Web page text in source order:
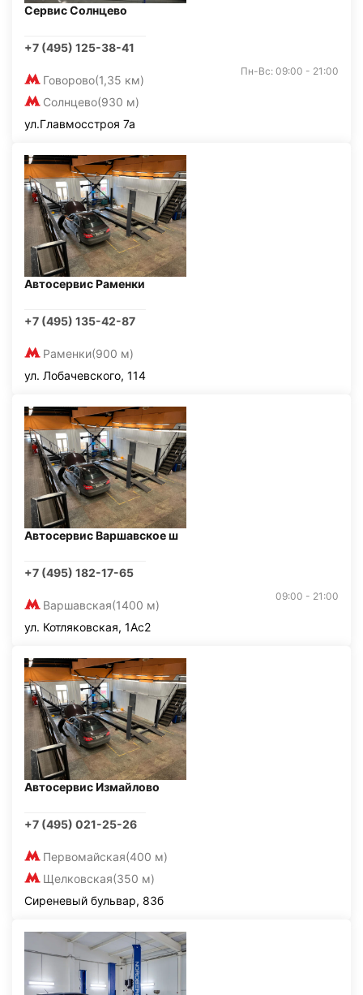
Сервис Солнцево
+7 (495) 125-38-41
Говорово(1,35 км)
Солнцево(930 м)
Пн-Вс: 09:00 - 21:00
ул.Главмосстроя 7а
Автосервис Раменки
+7 (495) 135-42-87
Раменки(900 м)
ул. Лобачевского, 114
Автосервис Варшавское ш
+7 (495) 182-17-65
Варшавская(1400 м)
09:00 - 21:00
ул. Котляковская, 1Ас2
Автосервис Измайлово
+7 (495) 021-25-26
Первомайская(400 м)
Щелковская(350 м)
Сиреневый бульвар, 83б